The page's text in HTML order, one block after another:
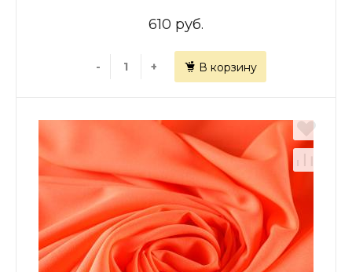
610 руб.
- + В корзину